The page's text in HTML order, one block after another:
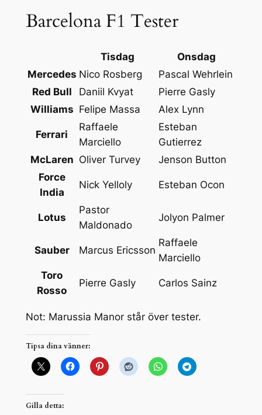
Barcelona F1 Tester
Tisdag
Onsdag
Mercedes Nico Rosberg
Pascal Wehrlein
Red Bull
Daniil Kvyat
Pierre Gasly
Williams Felipe Massa Alex Lynn
Ferrari
Raffaele
Marciello
Esteban
Gutierrez
McLaren Oliver Turvey
Jenson Button
Force
India
Nick Yelloly Esteban Ocon
Lotus
Pastor
Maldonado
Jolyon Palmer
Sauber Marcus Ericsson
Raffaele
Marciello
Toro
Rosso
Pierre Gasly Carlos Sainz
Not: Marussia Manor står över tester.
Tipsa dina vänner:
Gilla detta: